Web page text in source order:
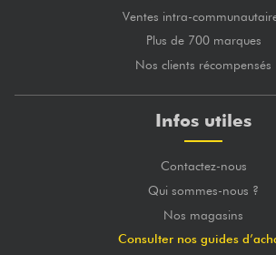
Ventes intra-
Plus de 700 marques
Nos clients récompensés
Infos utiles
Contactez-nous
Qui sommes-nous ?
Nos magasins
Consulter nos guides